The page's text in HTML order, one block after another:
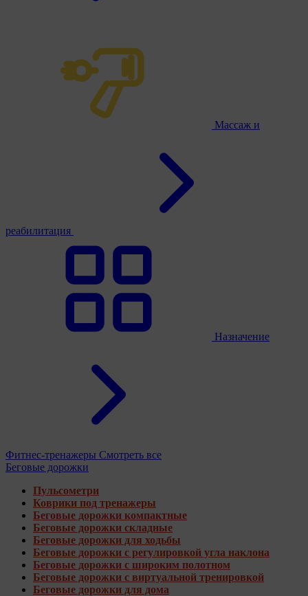
Массаж и
реабилитация
Назначение
Фитнес-тренажеры Смотреть все
Беговые дорожки
Пульсометри
Коврики под тренажеры
Беговые дорожки компактные
Беговые дорожки складные
Беговые дорожки для ходьбы
Беговые дорожки с регулировкой угла наклона
Беговые дорожки с широким полотном
Беговые дорожки с виртуальной тренировкой
Беговые дорожки для дома